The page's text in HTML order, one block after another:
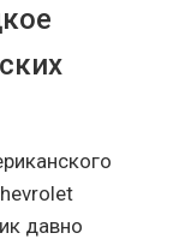
давно